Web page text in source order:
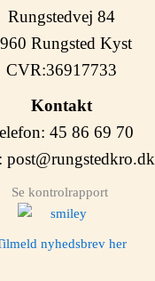
Rungstedvej 84
Rungsted Kyst
CVR:36917733
Kontakt
45 86 69 70
post@rungstedkro.dk
Se kontrolrapport
nyhedsbrev her